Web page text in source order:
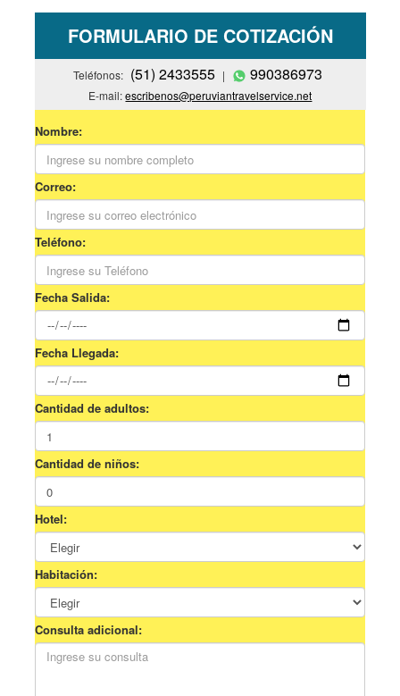
FORMULARIO DE COTIZACIÓN
Teléfonos: (51) 2433555 | 990386973
E-mail:escribenos@peruviantravelservice.net